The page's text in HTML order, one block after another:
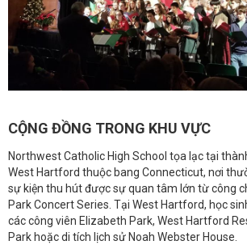
CỘNG ĐỒNG TRONG KHU VỰC
Northwest Catholic High School tọa lạc tại
West Hartford thuộc bang Connecticut, nơi
sự kiện thu hút được sự quan tâm lớn từ công
Park Concert Series. Tại West Hartford, học
các công viên Elizabeth Park, West Hartford
Park hoặc di tích lịch sử Noah Webster House.